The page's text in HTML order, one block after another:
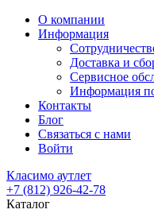
О компании
Информация
Доставка и
Сервисное
Информация
Контакты
Блог
Связаться с нами
Войти
Класимо аутлет
+7 (812) 926-42-78
Каталог